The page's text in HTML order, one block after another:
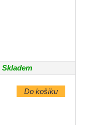
Skladem
Do košíku